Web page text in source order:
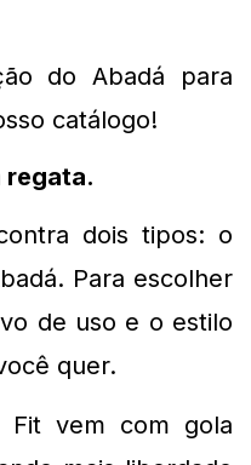
do Abadá para
catálogo!
regata.
dois tipos: o
Para escolher
de uso e o estilo
quer.
Fit vem com gola